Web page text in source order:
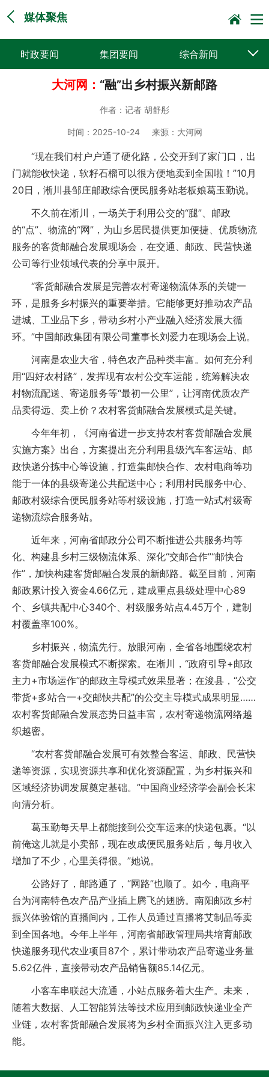
媒体聚焦
时政要闻 集团要闻 综合新闻
媒体聚焦 党建动态 普遍服务
企业文化
大河网： “融”出乡村振兴新邮路
作者： 记者 胡舒彤
时间： 2025-10-24来源： 大河网
“现在我们村户户通了硬化路，公交开到了家门口，出
门就能收快递，软籽石榴可以很方便地卖到全国啦！”10月
20日，淅川县邹庄邮政综合便民服务站老板娘葛玉勤说。
不久前在淅川，一场关于利用公交的“腿”、邮政
的“点”、物流的“网”，为山乡居民提供更加便捷、优质物流
服务的客货邮融合发展现场会，在交通、邮政、民营快递
公司等行业领域代表的分享中展开。
“客货邮融合发展是完善农村寄递物流体系的关键一
环，是服务乡村振兴的重要举措。它能够更好推动农产品
进城、工业品下乡，带动乡村小产业融入经济发展大循
环。”中国邮政集团有限公司董事长刘爱力在现场会上说。
河南是农业大省，特色农产品种类丰富。如何充分利
用“四好农村路”，发挥现有农村公交车运能，统筹解决农
村物流配送、寄递服务等“最初一公里”，让河南优质农产
品卖得远、卖上价？农村客货邮融合发展模式是关键。
今年年初，《河南省进一步支持农村客货邮融合发展
实施方案》出台，方案提出充分利用县级汽车客运站、邮
政快递分拣中心等设施，打造集邮快合作、农村电商等功
能于一体的县级寄递公共配送中心；利用村民服务中心、
邮政村级综合便民服务站等村级设施，打造一站式村级寄
递物流综合服务站。
近年来，河南省邮政分公司不断推进公共服务均等
化、构建县乡村三级物流体系、深化“交邮合作”“邮快合
作”，加快构建客货邮融合发展的新邮路。截至目前，河南
邮政累计投入资金4.66亿元，建成重点县级处理中心89
个、乡镇共配中心340个、村级服务站点4.45万个，建制
村覆盖率100%。
乡村振兴，物流先行。放眼河南，全省各地围绕农村
客货邮融合发展模式不断探索。在淅川，“政府引导+邮政
主力+市场运作”的邮政主导模式效果显著；在浚县，“公交
带货+多站合一+交邮快共配”的公交主导模式成果明显……
农村客货邮融合发展态势日益丰富，农村寄递物流网络越
织越密。
“农村客货邮融合发展可有效整合客运、邮政、民营快
递等资源，实现资源共享和优化资源配置，为乡村振兴和
区域经济协调发展奠定基础。”中国商业经济学会副会长宋
向清分析。
葛玉勤每天早上都能接到公交车运来的快递包裹。“以
前俺这儿就是小卖部，现在改成便民服务站后，每月收入
增加了不少，心里美得很。”她说。
公路好了，邮路通了，“网路”也顺了。如今，电商平
台为河南特色农产品产业插上腾飞的翅膀。南阳邮政乡村
振兴体验馆的直播间内，工作人员通过直播将艾制品等卖
到全国各地。今年上半年，河南省邮政管理局共培育邮政
快递服务现代农业项目87个，累计带动农产品寄递业务量
5.62亿件，直接带动农产品销售额85.14亿元。
小客车串联起大流通，小站点服务着大生产。未来，
随着大数据、人工智能算法等技术应用到邮政快递业全产
业链，农村客货邮融合发展将为乡村全面振兴注入更多动
能。